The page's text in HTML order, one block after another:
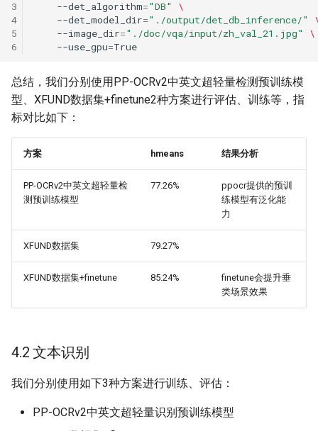
3
4
5
6
--det_algorithm="DB"
\
--det_model_dir="./output/det_db_inference/"
--image_dir="./doc/vqa/input/zh_val_21.jpg"
\
--use_gpu=
总结，我们分别使用PP-OCRv2中英文超轻量检测预训练模
型、XFUND数据集+finetune2种方案进行评估、训练等，指
标对比如下：
方案 hmeans 结果分析
PP-OCRv2中英文超轻量检
测预训练模型
77.26%
ppocr提供的预训
练模型有泛化能
力
XFUND数据集 79.27%
XFUND数据集+finetune 85.24%
finetune会提升垂
类场景效果
4.2 文本识别
我们分别使用如下3种方案进行训练、评估：
PP-OCRv2中英文超轻量识别预训练模型